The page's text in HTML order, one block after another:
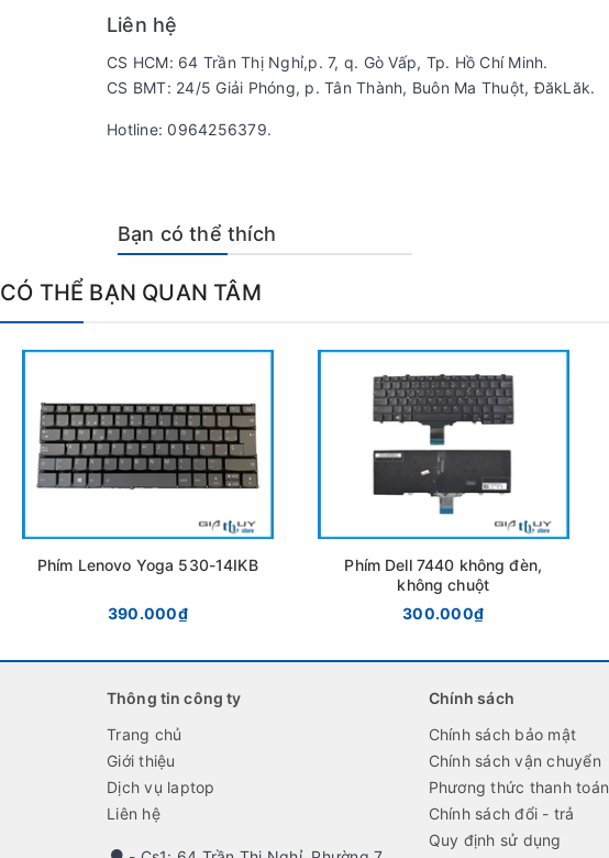
Liên hệ
CS HCM: 64 Trần Thị Nghỉ,p. 7, q. Gò Vấp, Tp. Hồ Chí Minh.
CS BMT: 24/5 Giải Phóng, p. Tân Thành, Buôn Ma Thuột, ĐăkLăk.
Hotline: 0964256379.
Bạn có thể thích
CÓ THỂ BẠN QUAN TÂM
Phím Lenovo Yoga 530-14IKB
390.000₫
Phím Dell 7440 không đèn,
không chuột
300.000₫
Thông tin công ty
Trang chủ
Giới thiệu
Dịch vụ laptop
Liên hệ
Chính sách
Chính sách bảo mật
Chính sách vận chuyển
Phương thức thanh toán
Chính sách đổi - trả
Quy định sử dụng